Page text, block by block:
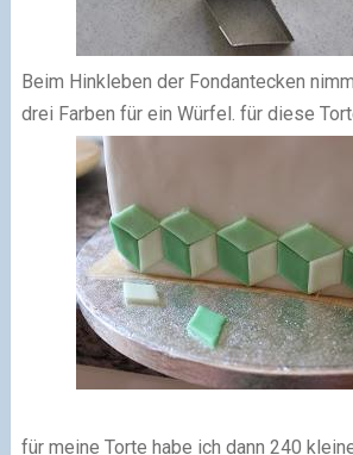
Beim Hinkleben der Fondantecken
drei Farben für ein Würfel. für diese
für meine Torte habe ich dann 240